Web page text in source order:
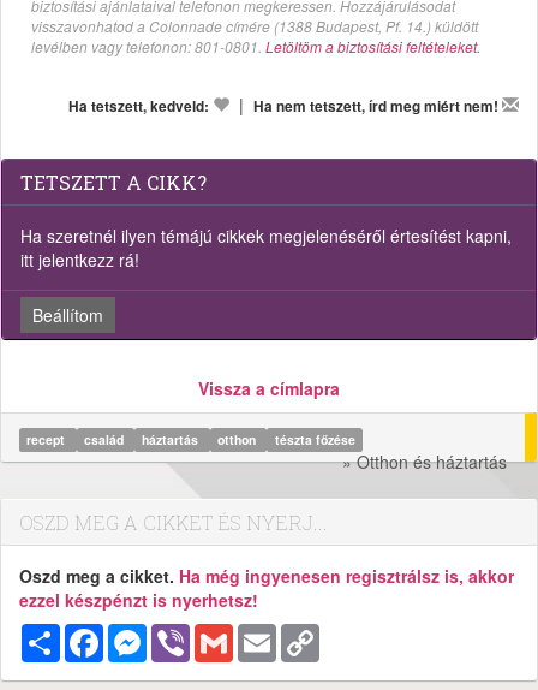
biztosítási ajánlataival telefonon megkeressen. Hozzájárulásodat
visszavonhatod a Colonnade címére (1388 Budapest, Pf. 14.) küldött
levélben vagy telefonon: 801-0801. Letöltöm a biztosítási feltételeket.
Ha tetszett, kedveld: | Ha nem tetszett, írd meg miért nem!
TETSZETT A CIKK?
Ha szeretnél ilyen témájú cikkek megjelenéséről értesítést kapni,
itt jelentkezz rá!
Beállítom
Vissza a címlapra
recept család háztartás otthon tészta főzése
» Otthon és háztartás
OSZD MEG A CIKKET ÉS NYERJ...
Oszd meg a cikket. Ha még ingyenesen regisztrálsz is, akkor
ezzel készpénzt is nyerhetsz!
MegosztásFacebookMessenger
Viber Gmail Email